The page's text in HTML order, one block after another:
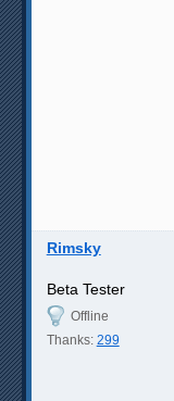
Rimsky
Beta Tester
Offline
Thanks: 299